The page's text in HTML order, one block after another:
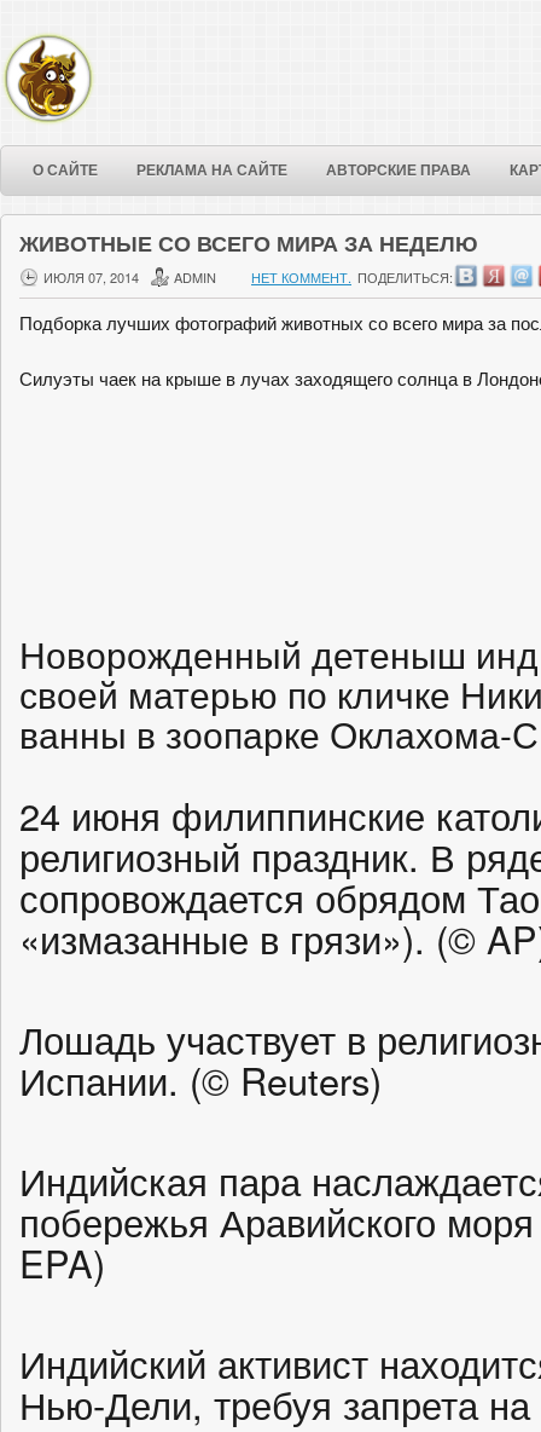
О САЙТЕ РЕКЛАМА НА САЙТЕ АВТОРСКИЕ ПРАВА
ЖИВОТНЫЕ СО ВСЕГО МИРА ЗА НЕДЕЛЮ
ИЮЛЯ 07, 2014 ADMIN НЕТ КОММЕНТ. ПОДЕЛИТЬСЯ:
Подборка лучших фотографий животных со всего мира за
Силуэты чаек на крыше в лучах заходящего солнца в
Новорожденный детеныш
своей матерью по кличке
ванны в зоопарке Оклахома-
24 июня филиппинские
религиозный праздник. В
сопровождается обрядом
«измазанные в грязи»). (©
Лошадь участвует в
Испании. (© Reuters)
Индийская пара
побережья Аравийского
EPA)
Индийский активист
Нью-Дели, требуя запрета